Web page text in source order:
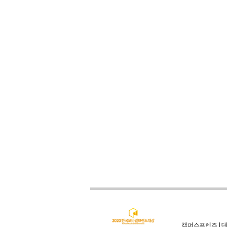
캠퍼스프렌즈 |